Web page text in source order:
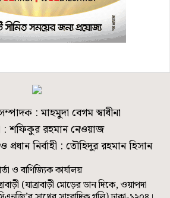
: মাহমুদা বেগম স্বাধীনা
: শফিকুর রহমান নেওয়াজ
নির্বাহী : তৌহিদুর রহমান হিসান
ও বাণিজ্যিক কার্যালয়
(যাত্রাবাড়ী মোড়ের ডান দিকে, ওয়াপদা